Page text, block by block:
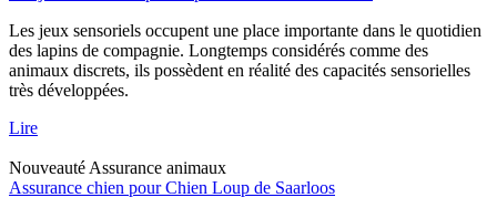
Les jeux sensoriels occupent une place importante dans le quotidien
des lapins de compagnie. Longtemps considérés comme des
animaux discrets, ils possèdent en réalité des capacités sensorielles
très développées.
Lire
Nouveauté Assurance animaux
Assurance chien pour Chien Loup de Saarloos